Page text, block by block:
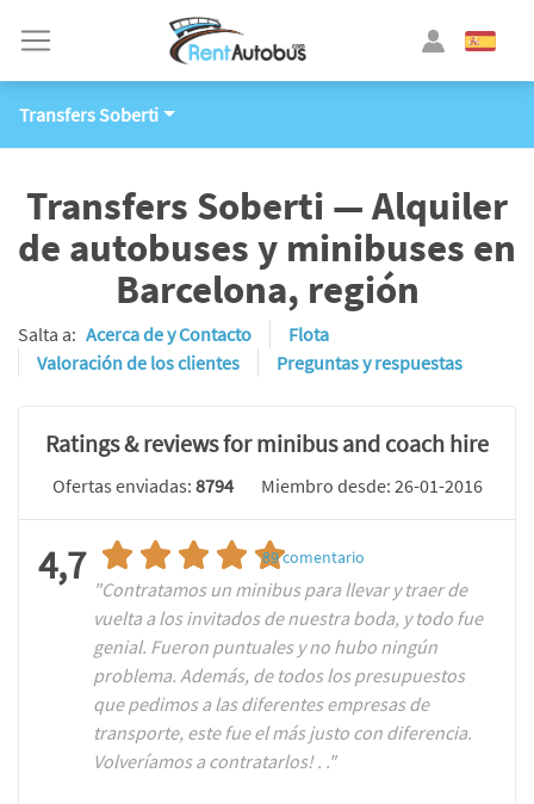
Transfers Soberti
Transfers Soberti — Alquiler
de autobuses y minibuses en
Barcelona, región
Salta a: Acerca de y Contacto
Flota
Valoración de los clientes
Preguntas y respuestas
Ratings & reviews for minibus and coach hire
Ofertas enviadas: 8794 Miembro desde: 26-01-2016
4,7 89comentario
"Contratamos un minibus para llevar y traer de
vuelta a los invitados de nuestra boda, y todo fue
genial. Fueron puntuales y no hubo ningún
problema. Además, de todos los presupuestos
que pedimos a las diferentes empresas de
transporte, este fue el más justo con diferencia.
Volveríamos a contratarlos! . ."